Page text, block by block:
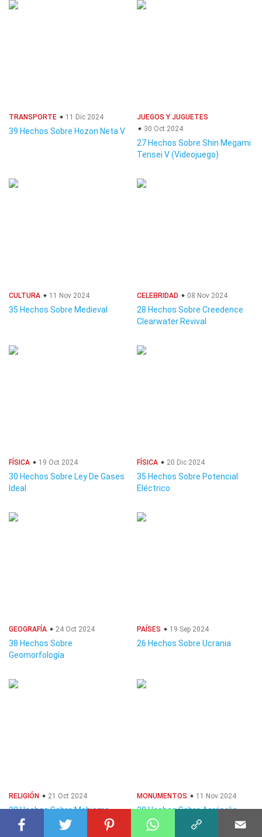
TRANSPORTE 11 Dic 2024
39 Hechos Sobre Hozon Neta V
JUEGOS Y JUGUETES
30 Oct 2024
27 Hechos Sobre Shin Megami
Tensei V (Videojuego)
CULTURA 11 Nov 2024
35 Hechos Sobre Medieval
CELEBRIDAD 08 Nov 2024
28 Hechos Sobre Creedence
Clearwater Revival
FÍSICA 19 Oct 2024
30 Hechos Sobre Ley De Gases
Ideal
FÍSICA 20 Dic 2024
35 Hechos Sobre Potencial
Eléctrico
GEOGRAFÍA 24 Oct 2024
38 Hechos Sobre
Geomorfología
PAÍSES 19 Sep 2024
26 Hechos Sobre Ucrania
RELIGIÓN 21 Oct 2024
28 Hechos Sobre Mohismo
MONUMENTOS 11 Nov 2024
29 Hechos Sobre Acrópolis